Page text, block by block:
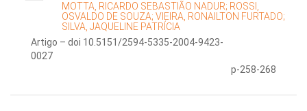
MOTTA, RICARDO SEBASTIÃO NADUR; ROSSI,
OSVALDO DE SOUZA; VIEIRA, RONAILTON FURTADO;
SILVA, JAQUELINE PATRÍCIA
Artigo – doi 10.5151/2594-5335-2004-9423-
0027
p-258-268